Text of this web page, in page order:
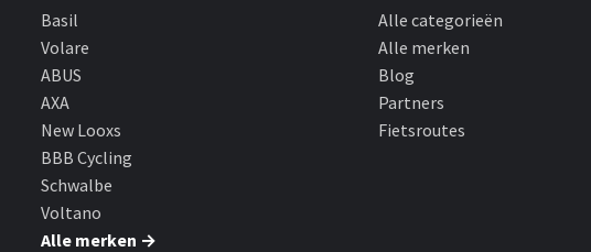
Basil
Volare
ABUS
AXA
New Looxs
BBB Cycling
Schwalbe
Voltano
Alle merken →
Alle categorieën
Alle merken
Blog
Partners
Fietsroutes